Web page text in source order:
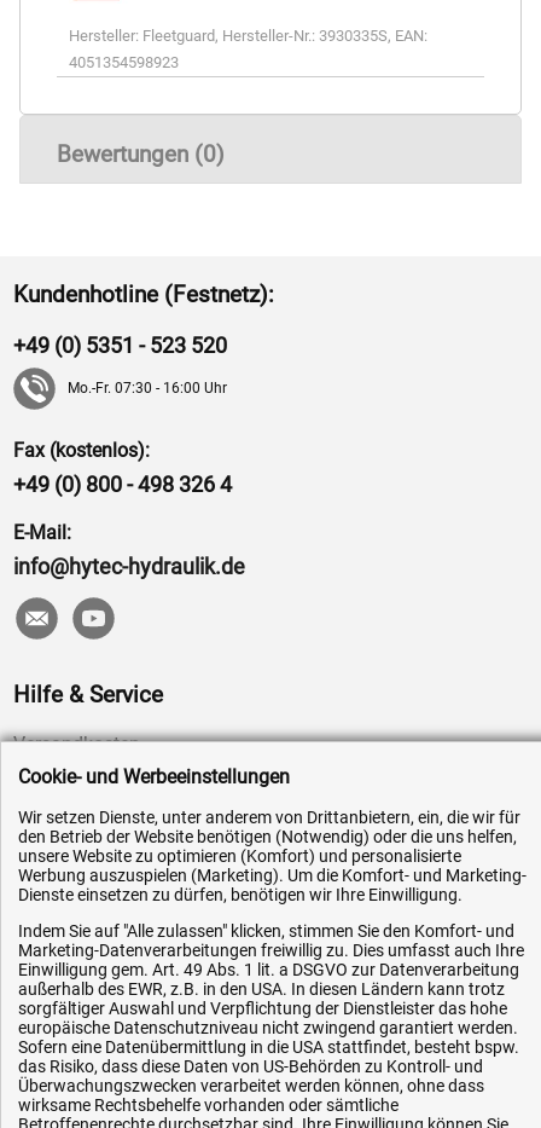
Hersteller: Fleetguard , Hersteller-Nr.: 3930335S, EAN:
4051354598923
Bewertungen (0)
Kundenhotline (Festnetz):
+49 (0) 5351 - 523 520
Mo.-Fr. 07:30 - 16:00 Uhr
Fax (kostenlos):
+49 (0) 800 - 498 326 4
E-Mail:
info@hytec-hydraulik.de
Hilfe & Service
Versandkosten
Zahlungsarten
Service
AGB / Widerrufsrecht
Datenschutz
Impressum
Karriere
OEM-Ersatzteile
Technik-Hilfe
Downloads
Kontakt
Cookie- und Werbeeinstellungen
Wir setzen Dienste, unter anderem von Drittanbietern, ein, die wir für
den Betrieb der Website benötigen (Notwendig) oder die uns helfen,
unsere Website zu optimieren (Komfort) und personalisierte
Werbung auszuspielen (Marketing). Um die Komfort- und Marketing-
Dienste einsetzen zu dürfen, benötigen wir Ihre Einwilligung.
Indem Sie auf "Alle zulassen" klicken, stimmen Sie den Komfort- und
Marketing-Datenverarbeitungen freiwillig zu. Dies umfasst auch Ihre
Einwilligung gem. Art. 49 Abs. 1 lit. a DSGVO zur Datenverarbeitung
außerhalb des EWR, z.B. in den USA. In diesen Ländern kann trotz
sorgfältiger Auswahl und Verpflichtung der Dienstleister das hohe
europäische Datenschutzniveau nicht zwingend garantiert werden.
Sofern eine Datenübermittlung in die USA stattfindet, besteht bspw.
das Risiko, dass diese Daten von US-Behörden zu Kontroll- und
Überwachungszwecken verarbeitet werden können, ohne dass
wirksame Rechtsbehelfe vorhanden oder sämtliche